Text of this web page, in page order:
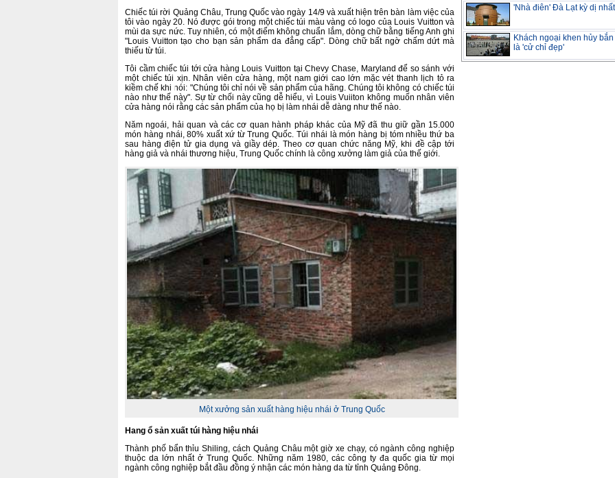
Chiếc túi rời Quảng Châu, Trung Quốc vào ngày 14/9 và xuất hiện trên bàn làm việc của
tôi vào ngày 20. Nó được gói trong một chiếc túi màu vàng có logo của Louis Vuitton và
mùi da sực nức. Tuy nhiên, có một điểm không chuẩn lắm, dòng chữ bằng tiếng Anh ghi
"Louis Vuitton tạo cho bạn sản phẩm da đẳng cấp". Dòng chữ bất ngờ chấm dứt mà
thiếu từ túi.
Tôi cầm chiếc túi tới cửa hàng Louis Vuitton tại Chevy Chase, Maryland để so sánh với
một chiếc túi xịn. Nhân viên cửa hàng, một nam giới cao lớn mặc vét thanh lịch tỏ ra
kiềm chế khi nói: "Chúng tôi chỉ nói về sản phẩm của hãng. Chúng tôi không có chiếc túi
nào như thế này". Sự từ chối này cũng dễ hiểu, vì Louis Vuiiton không muốn nhân viên
cửa hàng nói rằng các sản phẩm của họ bị làm nhái dễ dàng như thế nào.
Năm ngoái, hải quan và các cơ quan hành pháp khác của Mỹ đã thu giữ gần 15.000
món hàng nhái, 80% xuất xứ từ Trung Quốc. Túi nhái là món hàng bị tóm nhiều thứ ba
sau hàng điện tử gia dụng và giầy dép. Theo cơ quan chức năng Mỹ, khi đề cập tới
hàng giả và nhái thương hiệu, Trung Quốc chính là công xưởng làm giả của thế giới.
Một xưởng sản xuất hàng hiệu nhái ở Trung Quốc
Hang ổ sản xuất túi hàng hiệu nhái
Thành phố bẩn thỉu Shiling, cách Quảng Châu một giờ xe chạy, có ngành công nghiệp
thuộc da lớn nhất ở Trung Quốc. Những năm 1980, các công ty đa quốc gia từ mọi
ngành công nghiệp bắt đầu đồng ý nhận các món hàng da từ tỉnh Quảng Đông.
'Nhà điên' Đà Lạt kỳ dị
Khách ngoại khen hủy
là 'cử chỉ đẹp'